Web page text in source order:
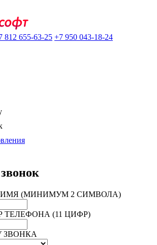
812 655-63-25 +7 950 043-18-24
(МИНИМУМ 2 СИМВОЛА)
ТЕЛЕФОНА (11 ЦИФР)
ЗВОНКА